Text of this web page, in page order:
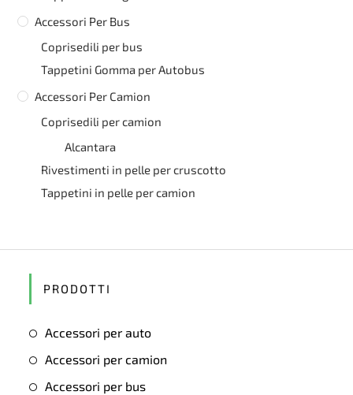
Accessori Per Bus
Coprisedili per bus
Tappetini Gomma per Autobus
Accessori Per Camion
Coprisedili per camion
Alcantara
Rivestimenti in pelle per cruscotto
Tappetini in pelle per camion
PRODOTTI
Accessori per auto
Accessori per camion
Accessori per bus